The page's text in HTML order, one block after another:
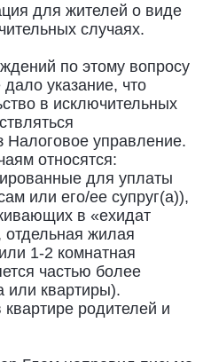
для жителей о виде
случаях.
по этому вопросу
указание, что
в исключительных
Налоговое управление.
относятся:
для уплаты
или его/ее супруг(а)),
в «ехидат
жилая
1-2 комнатная
частью более
или квартиры).
родителей и